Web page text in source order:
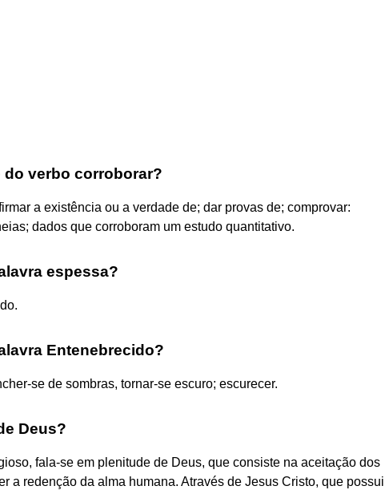
verbo corroborar?
a existência ou a verdade de; dar provas de; comprovar:
dados que corroboram um estudo quantitativo.
espessa?
Entenebrecido?
se de sombras, tornar-se escuro; escurecer.
Deus?
fala-se em plenitude de Deus, que consiste na aceitação dos
a redenção da alma humana. Através de Jesus Cristo, que possui